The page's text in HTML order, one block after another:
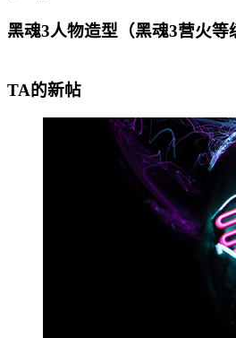
黑魂3人物造型（黑魂3营火等
TA的新帖